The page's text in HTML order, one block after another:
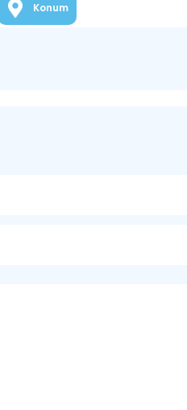
Konum